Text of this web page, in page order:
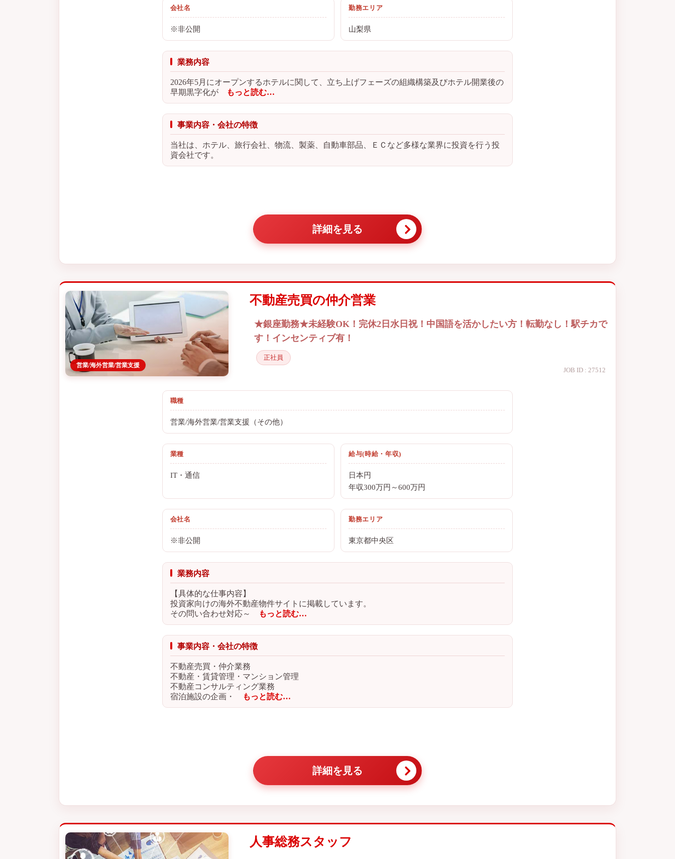
会社名
※非公開
勤務エリア
山梨県
業務内容
2026年5月にオープンするホテルに関して、立ち上げフェーズの組織構築及びホテル開業後の
早期黒字化がもっと読む…
事業内容・会社の特徴
当社は、ホテル、旅行会社、物流、製薬、自動車部品、ＥＣなど多様な業界に投資を行う投
資会社です。
詳細を見る
営業/海外営業/営業支援
不動産売買の仲介営業
★銀座勤務★未経験OK！完休2日水日祝！中国語を活かしたい方！転勤なし！駅チカで
す！インセンティブ有！
正社員
JOB ID : 27512
職種
営業/海外営業/営業支援（その他）
業種
IT・通信
給与(時給・年収)
日本円
年収300万円～600万円
会社名
※非公開
勤務エリア
東京都中央区
業務内容
【具体的な仕事内容】
投資家向けの海外不動産物件サイトに掲載しています。
その問い合わせ対応～
もっと読む…
事業内容・会社の特徴
不動産売買・仲介業務
不動産・賃貸管理・マンション管理
不動産コンサルティング業務
宿泊施設の企画・
もっと読む…
詳細を見る
人事総務スタッフ